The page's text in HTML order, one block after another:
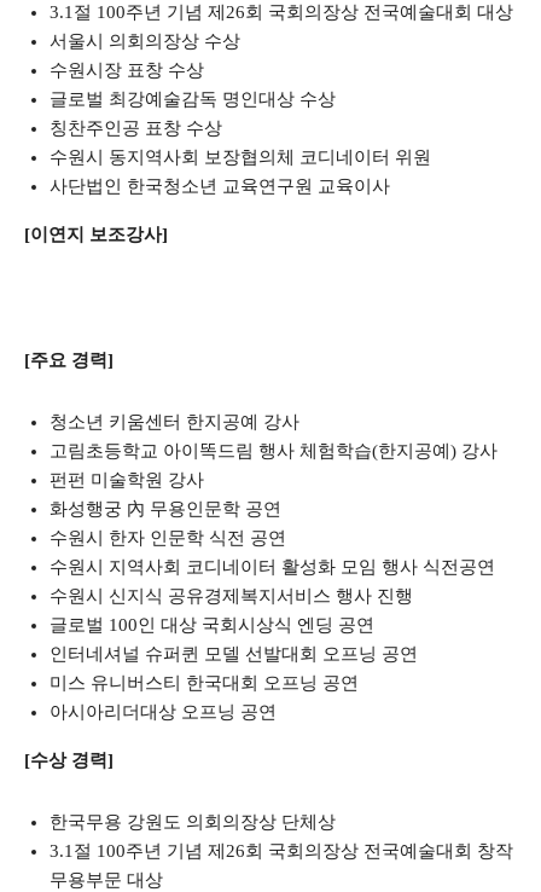
3.1절 100주년 기념 제26회 국회의장상 전국예술대회 대상
서울시 의회의장상 수상
수원시장 표창 수상
글로벌 최강예술감독 명인대상 수상
칭찬주인공 표창 수상
수원시 동지역사회 보장협의체 코디네이터 위원
사단법인 한국청소년 교육연구원 교육이사
[이연지 보조강사]
[주요 경력]
청소년 키움센터 한지공예 강사
고림초등학교 아이똑드림 행사 체험학습(한지공예) 강사
펀펀 미술학원 강사
화성행궁 內 무용인문학 공연
수원시 한자 인문학 식전 공연
수원시 지역사회 코디네이터 활성화 모임 행사 식전공연
수원시 신지식 공유경제복지서비스 행사 진행
글로벌 100인 대상 국회시상식 엔딩 공연
인터네셔널 슈퍼퀸 모델 선발대회 오프닝 공연
미스 유니버스티 한국대회 오프닝 공연
아시아리더대상 오프닝 공연
[수상 경력]
한국무용 강원도 의회의장상 단체상
3.1절 100주년 기념 제26회 국회의장상 전국예술대회 창작
무용부문 대상